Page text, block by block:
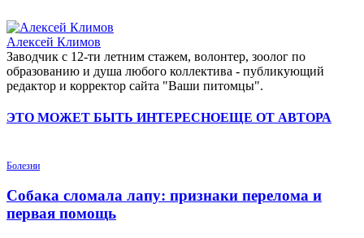
Алексей Климов
Заводчик c 12-ти летним стажем, волонтер, зоолог по
образованию и душа любого коллектива - публикующий
редактор и корректор сайта "Ваши питомцы".
ЭТО МОЖЕТ БЫТЬ ИНТЕРЕСНОЕЩЕ ОТ АВТОРА
Болезни
Собака сломала лапу: признаки перелома и
первая помощь